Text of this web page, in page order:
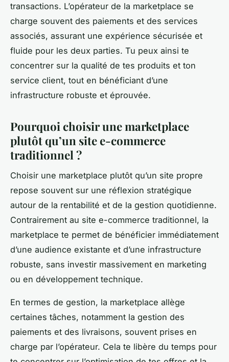
transactions. L’opérateur de la marketplace se
charge souvent des paiements et des services
associés, assurant une expérience sécurisée et
fluide pour les deux parties. Tu peux ainsi te
concentrer sur la qualité de tes produits et ton
service client, tout en bénéficiant d’une
infrastructure robuste et éprouvée.
Pourquoi choisir une marketplace
plutôt qu’un site e-commerce
traditionnel ?
Choisir une marketplace plutôt qu’un site propre
repose souvent sur une réflexion stratégique
autour de la rentabilité et de la gestion quotidienne.
Contrairement au site e-commerce traditionnel, la
marketplace te permet de bénéficier immédiatement
d’une audience existante et d’une infrastructure
robuste, sans investir massivement en marketing
ou en développement technique.
En termes de gestion, la marketplace allège
certaines tâches, notamment la gestion des
paiements et des livraisons, souvent prises en
charge par l’opérateur. Cela te libère du temps pour